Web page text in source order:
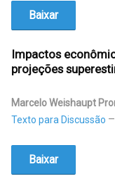
Baixar
Impactos
projeções
Marcelo Weishaupt
Texto para Discussão
Baixar